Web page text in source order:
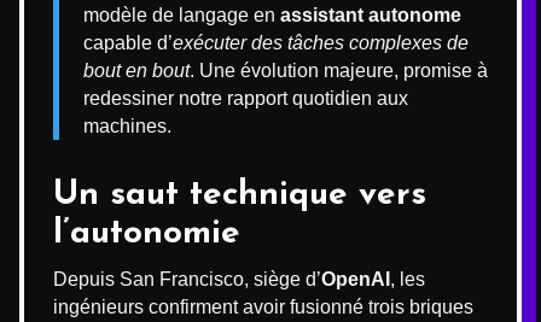
modèle de langage en assistant autonome
capable d’exécuter des tâches complexes de
bout en bout. Une évolution majeure, promise à
redessiner notre rapport quotidien aux
machines.
Un saut technique vers
l’autonomie
Depuis San Francisco, siège d’OpenAI , les
ingénieurs confirment avoir fusionné trois briques